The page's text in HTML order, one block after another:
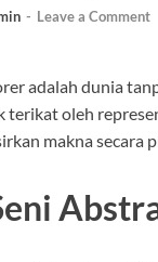
- Leave a Comment
adalah dunia
terikat oleh
makna secara